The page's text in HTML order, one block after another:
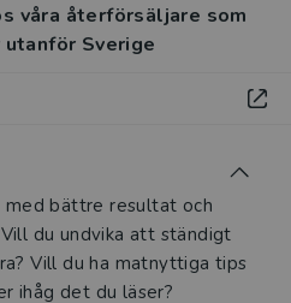
våra återförsäljare som
Sverige
med bättre resultat och
du undvika att ständigt
Vill du ha matnyttiga tips
ihåg det du läser?